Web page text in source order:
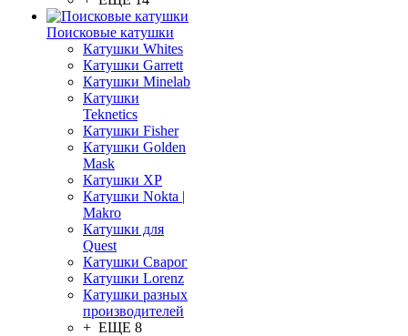
Поисковые катушки
Катушки Whites
Катушки Garrett
Катушки Minelab
Катушки
Teknetics
Катушки Fisher
Катушки Golden
Mask
Катушки XP
Катушки Nokta |
Makro
Катушки для
Quest
Катушки Сварог
Катушки Lorenz
Катушки разных
производителей
+ ЕЩЕ 8